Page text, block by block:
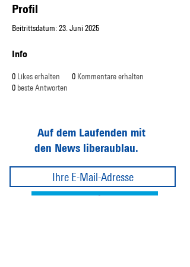
Profil
Beitrittsdatum: 23. Juni 2025
Info
0 Likes erhalten 0 Kommentare erhalten
0 beste Antworten
Auf dem Laufenden mit
den News liberaublau.
Abonnieren